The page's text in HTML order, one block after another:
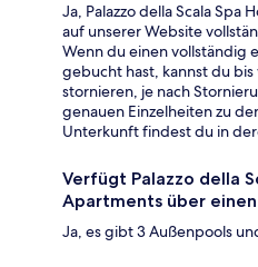
Ja, Palazzo della Scala Spa
auf unserer Website
Wenn du einen vollständig
gebucht hast, kannst du
stornieren, je nach
genauen Einzelheiten zu
Unterkunft findest du in
Verfügt Palazzo della
Apartments über einen
Ja, es gibt 3 Außenpools